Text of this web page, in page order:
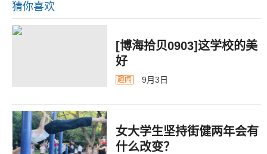
猜你喜欢
[博海拾贝0903]这学校的美
好
趣闻 9月3日
女大学生坚持街健两年会有
什么改变？